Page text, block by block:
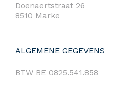
Doenaertstraat 26
8510 Marke
ALGEMENE GEGEVENS
BTW BE 0825.541.858